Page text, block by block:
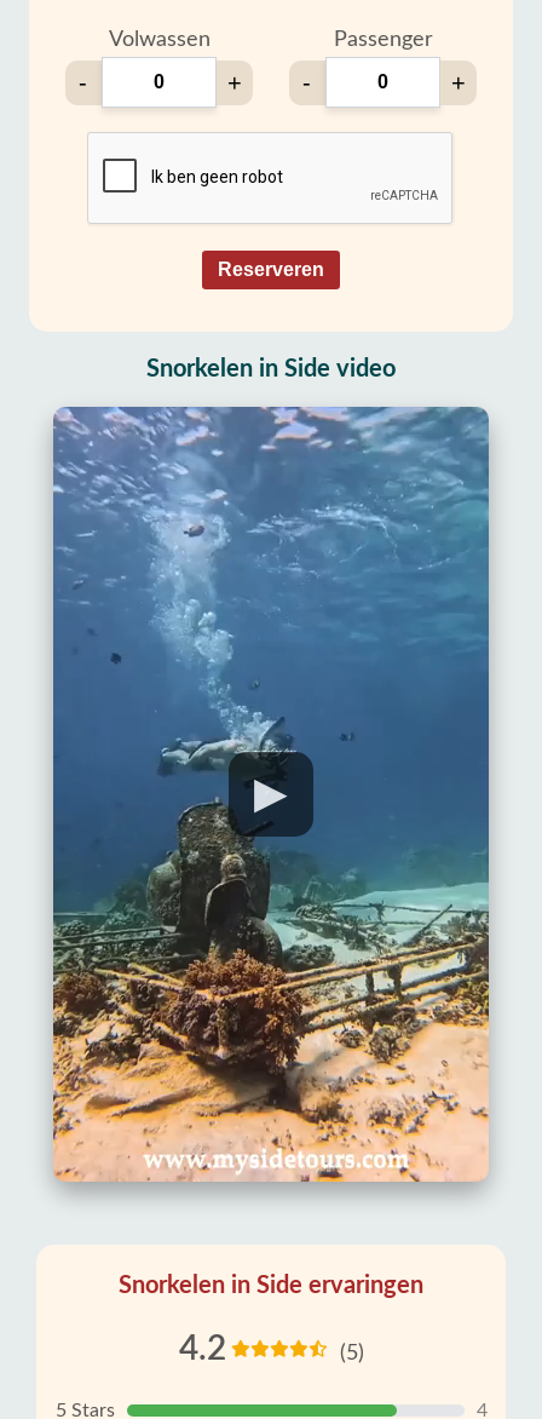
Volwassen
- +
Passenger
- +
Reserveren
Snorkelen in Side video
▶
Snorkelen in Side ervaringen
4.2 (5)
5 Stars 4